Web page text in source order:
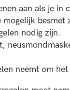
aan als je in
besmet
nodig zijn.
neemt om